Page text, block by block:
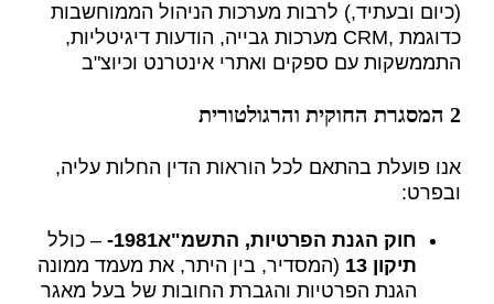
(כיום ובעתיד,) לרבות מערכות הניהול הממוחשבות
כדוגמת ,CRM מערכות גבייה, הודעות דיגיטליות,
התממשקות עם ספקים ואתרי אינטרנט וכיוצ"ב
2 המסגרת החוקית והרגולטורית
אנו פועלת בהתאם לכל הוראות הדין החלות עליה,
ובפרט:
חוק הגנת הפרטיות, התשמ"א1981- – כולל
תיקון 13 (המסדיר, בין היתר, את מעמד ממונה
הגנת הפרטיות והגברת החובות של בעל מאגר